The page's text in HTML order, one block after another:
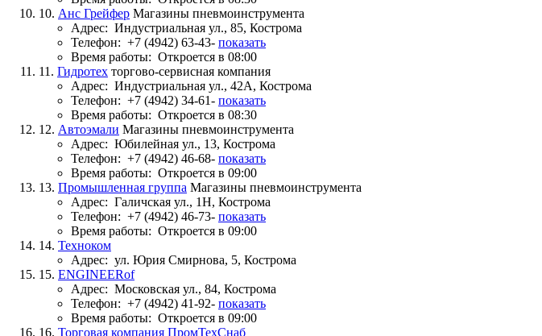
10. Анс Грейфер Магазины пневмоинструмента
Адрес: Индустриальная ул., 85, Кострома
Телефон: +7 (4942) 63-43- показать
Время работы: Откроется в 08:00
11. Гидротех торгово-сервисная компания
Адрес: Индустриальная ул., 42А, Кострома
Телефон: +7 (4942) 34-61- показать
Время работы: Откроется в 08:30
12. Автоэмали Магазины пневмоинструмента
Адрес: Юбилейная ул., 13, Кострома
Телефон: +7 (4942) 46-68- показать
Время работы: Откроется в 09:00
13. Промышленная группа Магазины пневмоинструмента
Адрес: Галичская ул., 1Н, Кострома
Телефон: +7 (4942) 46-73- показать
Время работы: Откроется в 09:00
14. Техноком
Адрес: ул. Юрия Смирнова, 5, Кострома
15. ENGINEERof
Адрес: Московская ул., 84, Кострома
Телефон: +7 (4942) 41-92- показать
Время работы: Откроется в 09:00
16. Торговая компания ПромТехСнаб